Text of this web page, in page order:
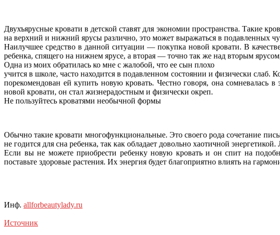
Двухъярусные кровати в детской ставят для экономии пространства. Такие
на верхний и нижний ярусы различно, это может выражаться в подавленных
Наилучшее средство в данной ситуации — покупка новой кровати. В
ребенка, спящего на нижнем ярусе, а вторая — точно так же над вторым
Одна из моих обратилась ко мне с жалобой, что ее сын плохо
учится в школе, часто находится в подавленном состоянии и физически слаб.
порекомендован ей купить новую кровать. Честно говоря, она сомневалась
новой кровати, он стал жизнерадостным и физически окреп.
Не пользуйтесь кроватями необычной формы
Обычно такие кровати многофункциональные. Это своего рода сочетание
не годится для сна ребенка, так как обладает довольно хаотичной
Если вы не можете приобрести ребенку новую кровать и он спит на
поставьте здоровые растения. Их энергия будет благоприятно влиять на
Инф. allforbeautylady.ru
Источник